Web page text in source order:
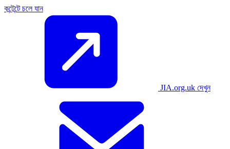
কন্টেন্টে চলে যান
JIA.org.uk দেখুন